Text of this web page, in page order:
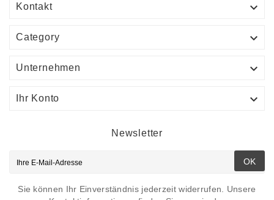
Kontakt 
Category 
Unternehmen 
Ihr Konto 
Newsletter
OK
Sie können Ihr Einverständnis jederzeit widerrufen. Unsere